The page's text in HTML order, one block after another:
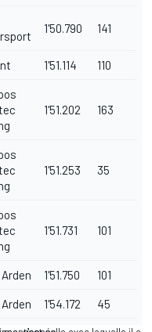
1'50.790 141
1'51.114 110
1'51.202 163
1'51.253 35
1'51.731 101
1'51.750 101
1'54.172 45